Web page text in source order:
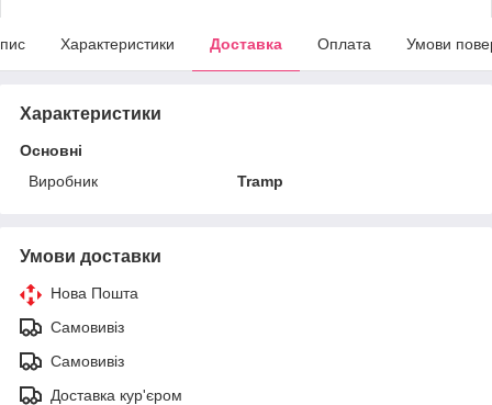
Характеристики Доставка Оплата Умови
Характеристики
Основні
Виробник
Tramp
Умови доставки
Нова Пошта
Самовивіз
Самовивіз
Доставка кур'єром